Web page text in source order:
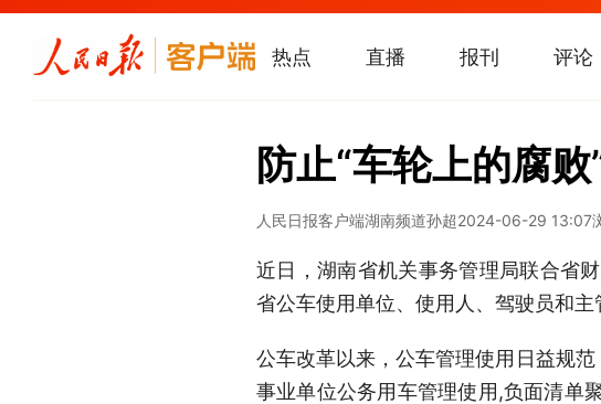
热点 直播 报刊 评论
防止“车轮上的腐
人民日报客户端湖南频道孙超2024-06-29 13:07
近日，湖南省机关事务管理局联合省
省公车使用单位、使用人、驾驶员和主
公车改革以来，公车管理使用日益规
事业单位公务用车管理使用,负面清单